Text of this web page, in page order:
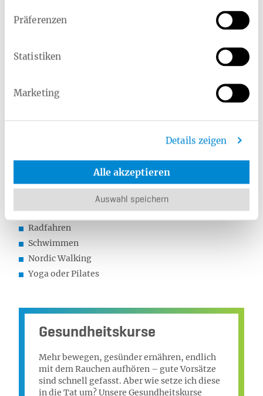
Präferenzen
Statistiken
Marketing
Details zeigen
Alle akzeptieren
Auswahl speichern
Oberschenkelrückseite (Ischiokrurale
Sie ist besonders
Beinkoordination.
Wadenmuskulatur (Gastrocnemius und Soleus):
Ein ausgewogenes Training dieser Muskelgruppen
hilft, das Knie zu entlasten und schmerzhafte
Fehlbelastungen zu vermeiden. Empfehlenswerte
Sportarten, welche das Knie einerseits nicht zu stark
belasten und zeitgleich dazu beitragen, die
Kniemuskulatur zu stärken, sind:
Radfahren
Schwimmen
Nordic Walking
Yoga oder Pilates
Gesundheitskurse
Mehr bewegen, gesünder ernähren, endlich
mit dem Rauchen aufhören – gute Vorsätze
sind schnell gefasst. Aber wie setze ich diese
in die Tat um? Unsere Gesundheitskurse